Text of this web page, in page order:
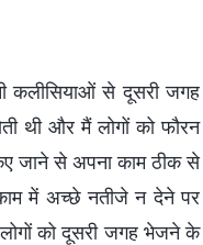
कलीसियाओं से दूसरी जगह
थी और मैं लोगों को फौरन
जाने से अपना काम ठीक से
में अच्छे नतीजे न देने पर
को दूसरी जगह भेजने के